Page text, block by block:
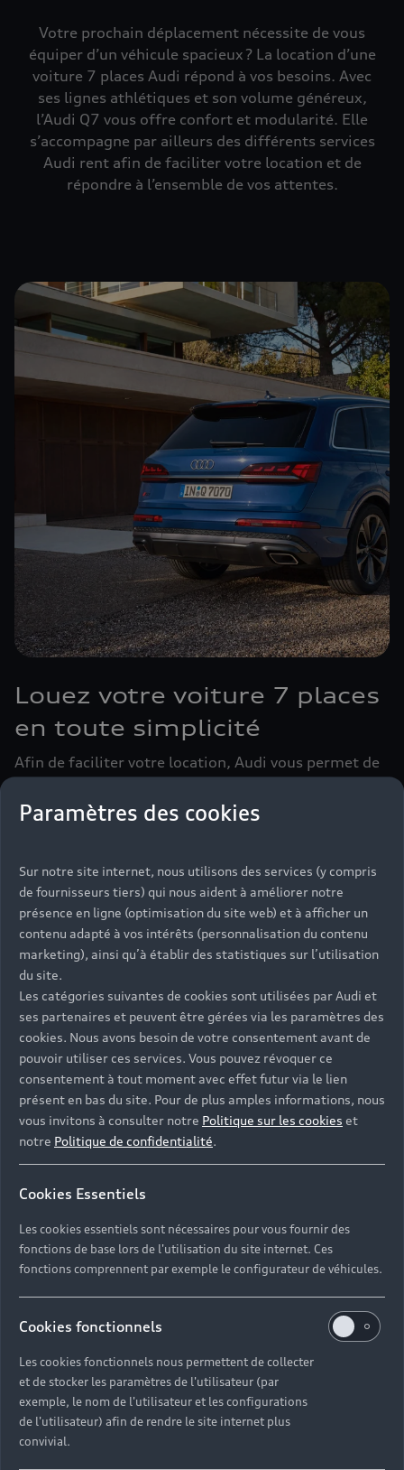
Votre prochain déplacement nécessite de vous
équiper d’un véhicule spacieux ? La location d’une
voiture 7 places Audi répond à vos besoins. Avec
ses lignes athlétiques et son volume généreux,
l’Audi Q7 vous offre confort et modularité. Elle
s’accompagne par ailleurs des différents services
Audi rent afin de faciliter votre location et de
répondre à l’ensemble de vos attentes.
Louez votre voiture 7 places
en toute simplicité
Afin de faciliter votre location, Audi vous permet de
vous réservez par exemple votre voiture 7 places en
Partenaire Audi le plus proche de chez vous. Vous
profitez également de tarifs dégressifs et
préférentiels sur votre location.
Louer l’Audi Q7
Paramètres des cookies
Sur notre site internet, nous utilisons des services (y compris
de fournisseurs tiers) qui nous aident à améliorer notre
présence en ligne (optimisation du site web) et à afficher un
contenu adapté à vos intérêts (personnalisation du contenu
marketing), ainsi qu’à établir des statistiques sur l’utilisation
du site.
Les catégories suivantes de cookies sont utilisées par Audi et
ses partenaires et peuvent être gérées via les paramètres des
cookies. Nous avons besoin de votre consentement avant de
pouvoir utiliser ces services. Vous pouvez révoquer ce
consentement à tout moment avec effet futur via le lien
présent en bas du site. Pour de plus amples informations, nous
vous invitons à consulter notre Politique sur les cookies et
notre Politique de confidentialité.
Cookies Essentiels
Les cookies essentiels sont nécessaires pour vous fournir des
fonctions de base lors de l'utilisation du site internet. Ces
fonctions comprennent par exemple le configurateur de véhicules.
Cookies fonctionnels
Les cookies fonctionnels nous permettent de collecter
et de stocker les paramètres de l'utilisateur (par
exemple, le nom de l'utilisateur et les configurations
de l'utilisateur) afin de rendre le site internet plus
convivial.